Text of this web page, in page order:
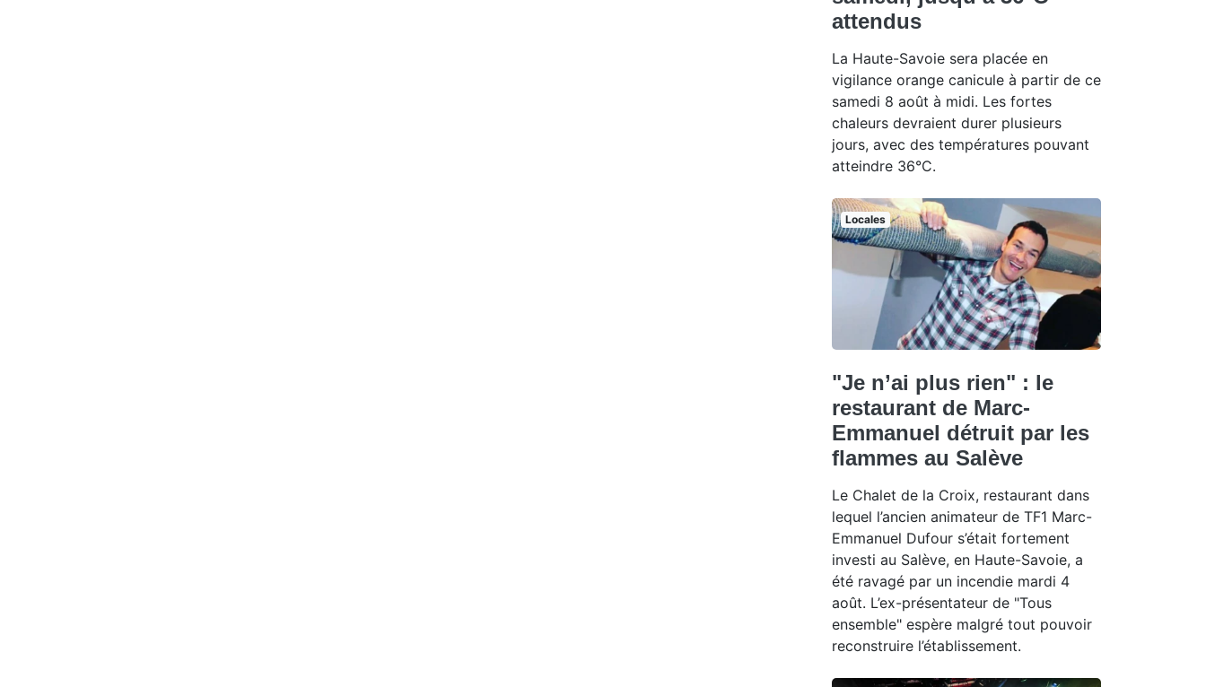
attendus
La Haute-Savoie sera placée en
vigilance orange canicule à partir de ce
samedi 8 août à midi. Les fortes
chaleurs devraient durer plusieurs
jours, avec des températures pouvant
atteindre 36°C.
Locales
"Je n’ai plus rien" : le
restaurant de Marc-
Emmanuel détruit par les
flammes au Salève
Le Chalet de la Croix, restaurant dans
lequel l’ancien animateur de TF1 Marc-
Emmanuel Dufour s’était fortement
investi au Salève, en Haute-Savoie, a
été ravagé par un incendie mardi 4
août. L’ex-présentateur de "Tous
ensemble" espère malgré tout pouvoir
reconstruire l’établissement.